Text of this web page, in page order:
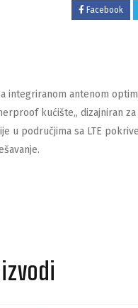
Facebook
integriranom antenom
kućište„ dizajniran
u područjima sa LTE